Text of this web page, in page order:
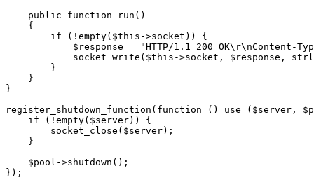
    public function run()
    {
        if (!empty($this->socket)) {
$response = "HTTP/1.1 200 OK\r\nContent-
socket_write($this->socket, $response,
        }
    }
}
register_shutdown_function(function () use ($server,
    if (!empty($server)) {
        socket_close($server);
    }
    $pool->shutdown();
});